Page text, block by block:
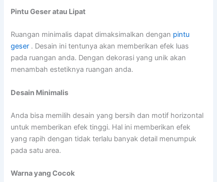
Pintu Geser atau Lipat
Ruangan minimalis dapat dimaksimalkan dengan pintu
geser . Desain ini tentunya akan memberikan efek luas
pada ruangan anda. Dengan dekorasi yang unik akan
menambah estetiknya ruangan anda.
Desain Minimalis
Anda bisa memilih desain yang bersih dan motif horizontal
untuk memberikan efek tinggi. Hal ini memberikan efek
yang rapih dengan tidak terlalu banyak detail menumpuk
pada satu area.
Warna yang Cocok